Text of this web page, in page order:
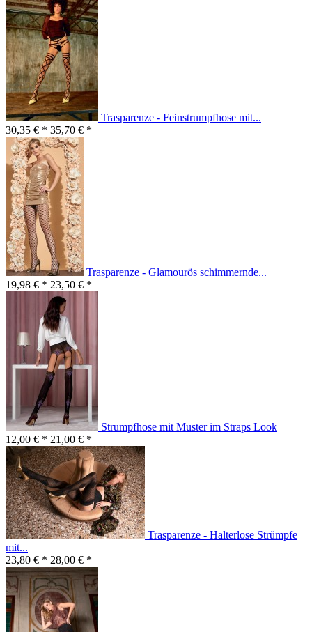
Trasparenze - Feinstrumpfhose mit...
30,35 € * 35,70 € *
Trasparenze - Glamourös schimmernde...
19,98 € * 23,50 € *
Strumpfhose mit Muster im Straps Look
12,00 € * 21,00 € *
Trasparenze - Halterlose Strümpfe
mit...
23,80 € * 28,00 € *